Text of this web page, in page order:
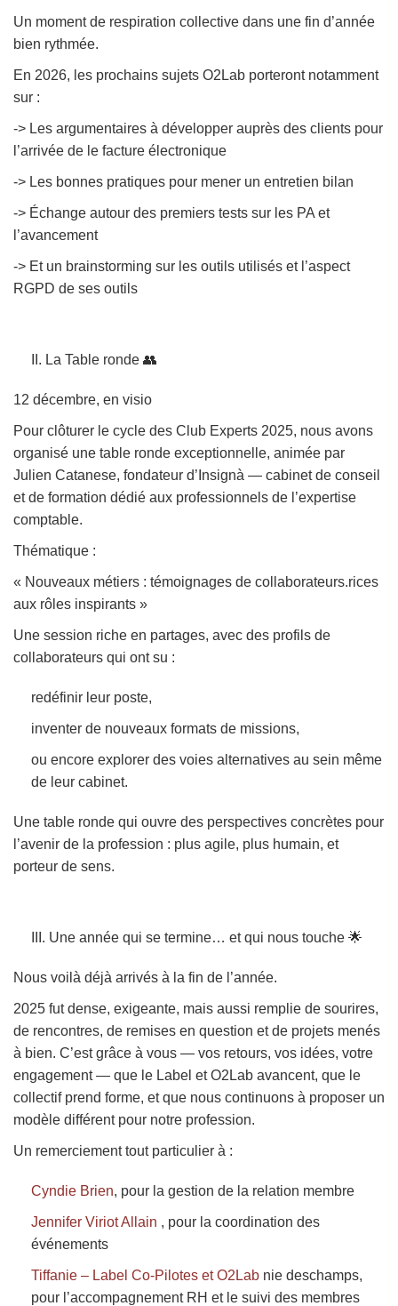
Un moment de respiration collective dans une fin d’année
bien rythmée.
En 2026, les prochains sujets O2Lab porteront notamment
sur :
-> Les argumentaires à développer auprès des clients pour
l’arrivée de le facture électronique
-> Les bonnes pratiques pour mener un entretien bilan
-> Échange autour des premiers tests sur les PA et
l’avancement
-> Et un brainstorming sur les outils utilisés et l’aspect
RGPD de ses outils
II. La Table ronde 👥
12 décembre, en visio
Pour clôturer le cycle des Club Experts 2025, nous avons
organisé une table ronde exceptionnelle, animée par
Julien Catanese, fondateur d’Insignà — cabinet de conseil
et de formation dédié aux professionnels de l’expertise
comptable.
Thématique :
« Nouveaux métiers : témoignages de collaborateurs.rices
aux rôles inspirants »
Une session riche en partages, avec des profils de
collaborateurs qui ont su :
redéfinir leur poste,
inventer de nouveaux formats de missions,
ou encore explorer des voies alternatives au sein même
de leur cabinet.
Une table ronde qui ouvre des perspectives concrètes pour
l’avenir de la profession : plus agile, plus humain, et
porteur de sens.
III. Une année qui se termine… et qui nous touche 🌟
Nous voilà déjà arrivés à la fin de l’année.
2025 fut dense, exigeante, mais aussi remplie de sourires,
de rencontres, de remises en question et de projets menés
à bien. C’est grâce à vous — vos retours, vos idées, votre
engagement — que le Label et O2Lab avancent, que le
collectif prend forme, et que nous continuons à proposer un
modèle différent pour notre profession.
Un remerciement tout particulier à :
Cyndie Brien, pour la gestion de la relation membre
Jennifer Viriot Allain , pour la coordination des
événements
Tiffanie – Label Co-Pilotes et O2Lab nie deschamps,
pour l’accompagnement RH et le suivi des membres